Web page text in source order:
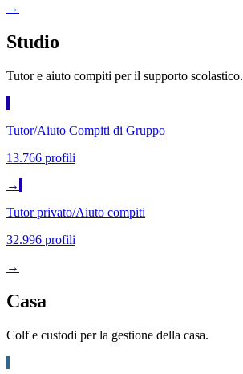
→
Studio
Tutor e aiuto compiti per il supporto scolastico.
Tutor/Aiuto Compiti di Gruppo
13.766 profili
→
Tutor privato/Aiuto compiti
32.996 profili
→
Casa
Colf e custodi per la gestione della casa.